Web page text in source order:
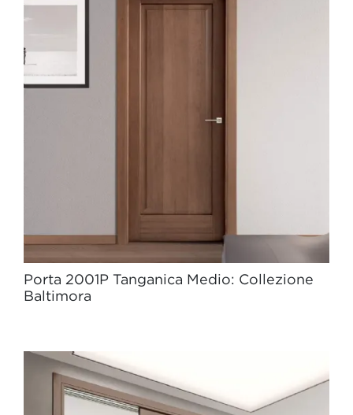
Porta 2001P Tanganica Medio: Collezione
Baltimora